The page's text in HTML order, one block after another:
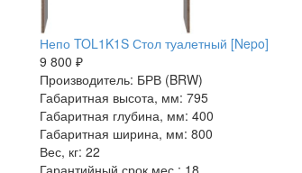
Непо TOL1K1S Стол туалетный [Nepo]
9 800 ₽
Производитель: БРВ (BRW)
Габаритная высота, мм: 795
Габаритная глубина, мм: 400
Габаритная ширина, мм: 800
Вес, кг: 22
Гарантийный срок мес.: 18